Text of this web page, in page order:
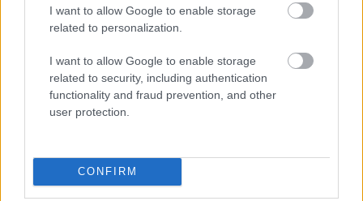
I want to allow Google to enable storage
related to personalization.
I want to allow Google to enable storage
related to security, including authentication
functionality and fraud prevention, and other
user protection.
CONFIRM
μνήμες!